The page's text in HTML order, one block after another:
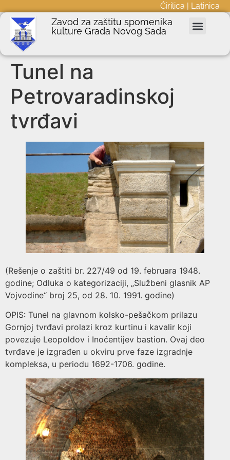
Ćirilica | Latinica
Zavod za zaštitu spomenika
kulture Grada Novog Sada
Tunel na
Petrovaradinskoj
tvrđavi
(Rešenje o zaštiti br. 227/49 od 19. februara 1948.
godine; Odluka o kategorizaciji, „Službeni glasnik AP
Vojvodine“ broj 25, od 28. 10. 1991. godine)
OPIS: Tunel na glavnom kolsko-pešačkom prilazu
Gornjoj tvrđavi prolazi kroz kurtinu i kavalir koji
povezuje Leopoldov i Inoćentijev bastion. Ovaj deo
tvrđave je izgrađen u okviru prve faze izgradnje
kompleksa, u periodu 1692-1706. godine.